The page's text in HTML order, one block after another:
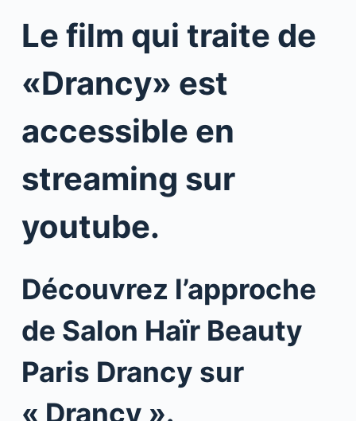
Le film qui traite de
«Drancy» est
accessible en
streaming sur
youtube.
Découvrez l’approche
de Salon Haïr Beauty
Paris Drancy sur
« Drancy ».